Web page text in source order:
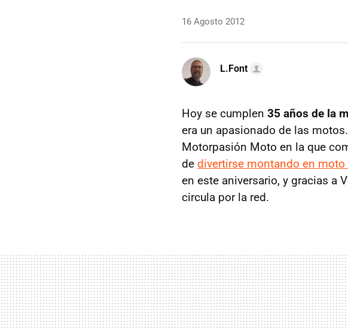
16 Agosto 2012
L.Font
Hoy se cumplen 35 años de la
era un apasionado de las
Motorpasión Moto en la que
de divertirse montando en
en este aniversario, y gracias a
circula por la red.